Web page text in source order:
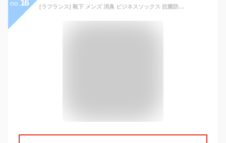
no. 16 [ラフランス] 靴下 メンズ 消臭 ビジネスソックス 抗菌防臭 靴下の町・広陵町で生産 表糸 綿100% 蒸れない 臭わない 日本製 (5足組, 28-30cm(ワンポイント))